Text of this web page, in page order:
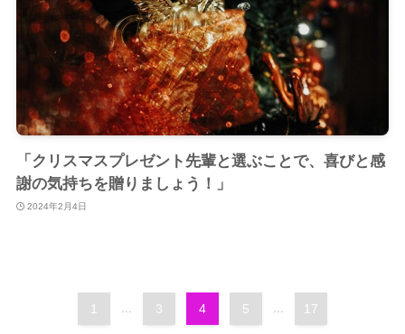
「クリスマスプレゼント先輩と選ぶことで、喜びと感
謝の気持ちを贈りましょう！」
2024年2月4日
1 ... 3 4 5 ... 17